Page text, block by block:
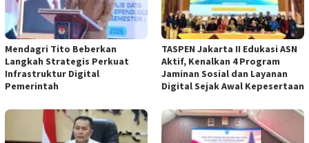
Mendagri Tito Beberkan
Langkah Strategis Perkuat
Infrastruktur Digital
Pemerintah
TASPEN Jakarta II Edukasi ASN
Aktif, Kenalkan 4 Program
Jaminan Sosial dan Layanan
Digital Sejak Awal Kepesertaan